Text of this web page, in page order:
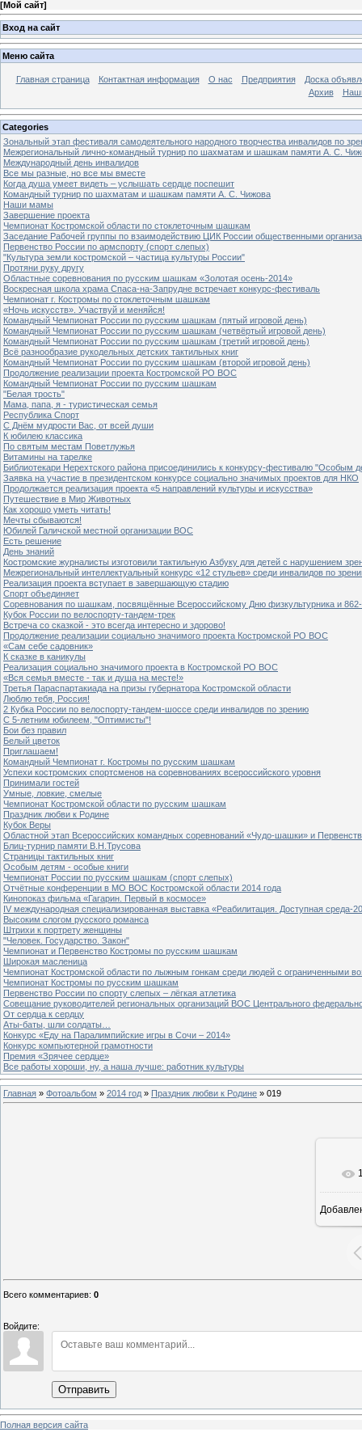
[Мой сайт]
Вход на сайт
Меню сайта
Главная страница Контактная информация О нас Предприятия
Доска
Архив
Categories
Зональный этап фестиваля самодеятельного народного творчества инвалидов по
Межрегиональный лично-командный турнир по шахматам и шашкам памяти А. С.
Международный день инвалидов
Все мы разные, но все мы вместе
Когда душа умеет видеть – услышать сердце поспешит
Командный турнир по шахматам и шашкам памяти А. С. Чижова
Наши мамы
Завершение проекта
Чемпионат Костромской области по стоклеточным шашкам
Заседание Рабочей группы по взаимодействию ЦИК России общественными
Первенство России по армспорту (спорт слепых)
"Культура земли костромской – частица культуры России"
Протяни руку другу
Областные соревнования по русским шашкам «Золотая осень-2014»
Воскресная школа храма Спаса-на-Запрудне встречает конкурс-фестиваль
Чемпионат г. Костромы по стоклеточным шашкам
«Ночь искусств». Участвуй и меняйся!
Командный Чемпионат России по русским шашкам (пятый игровой день)
Командный Чемпионат России по русским шашкам (четвёртый игровой день)
Командный Чемпионат России по русским шашкам (третий игровой день)
Всё разнообразие рукодельных детских тактильных книг
Командный Чемпионат России по русским шашкам (второй игровой день)
Продолжение реализации проекта Костромской РО ВОС
Командный Чемпионат России по русским шашкам
"Белая трость"
Мама, папа, я - туристическая семья
Республика Спорт
С Днём мудрости Вас, от всей души
К юбилею классика
По святым местам Поветлужья
Витамины на тарелке
Библиотекари Нерехтского района присоединились к конкурсу-фестивалю "Особым
Заявка на участие в президентском конкурсе социально значимых проектов для НКО
Продолжается реализация проекта «5 направлений культуры и искусства»
Путешествие в Мир Животных
Как хорошо уметь читать!
Мечты сбываются!
Юбилей Галичской местной организации ВОС
Есть решение
День знаний
Костромские журналисты изготовили тактильную Азбуку для детей с нарушением
Межрегиональный интеллектуальный конкурс «12 стульев» среди инвалидов по
Реализация проекта вступает в завершающую стадию
Спорт объединяет
Соревнования по шашкам, посвящённые Всероссийскому Дню физкультурника и
Кубок России по велоспорту-тандем-трек
Встреча со сказкой - это всегда интересно и здорово!
Продолжение реализации социально значимого проекта Костромской РО ВОС
«Сам себе садовник»
К сказке в каникулы
Реализация социально значимого проекта в Костромской РО ВОС
«Вся семья вместе - так и душа на месте!»
Третья Параспартакиада на призы губернатора Костромской области
Люблю тебя, Россия!
2 Кубка России по велоспорту-тандем-шоссе среди инвалидов по зрению
С 5-летним юбилеем, "Оптимисты"!
Бои без правил
Белый цветок
Приглашаем!
Командный Чемпионат г. Костромы по русским шашкам
Успехи костромских спортсменов на соревнованиях всероссийского уровня
Принимали гостей
Умные, ловкие, смелые
Чемпионат Костромской области по русским шашкам
Праздник любви к Родине
Кубок Веры
Областной этап Всероссийских командных соревнований «Чудо-шашки» и
Блиц-турнир памяти В.Н.Трусова
Страницы тактильных книг
Особым детям - особые книги
Чемпионат России по русским шашкам (спорт слепых)
Отчётные конференции в МО ВОС Костромской области 2014 года
Кинопоказ фильма «Гагарин. Первый в космосе»
IV международная специализированная выставка «Реабилитация. Доступная среда-
Высоким слогом русского романса
Штрихи к портрету женщины
"Человек. Государство. Закон"
Чемпионат и Первенство Костромы по русским шашкам
Широкая масленица
Чемпионат Костромской области по лыжным гонкам среди людей с ограниченными
Чемпионат Костромы по русским шашкам
Первенство России по спорту слепых – лёгкая атлетика
Совещание руководителей региональных организаций ВОС Центрального
От сердца к сердцу
Аты-баты, шли солдаты…
Конкурс «Еду на Паралимпийские игры в Сочи – 2014»
Конкурс компьютерной грамотности
Премия «Зрячее сердце»
Все работы хороши, ну, а наша лучше: работник культуры
Главная » Фотоальбом » 2014 год » Праздник любви к Родине » 019
Всего комментариев: 0
Войдите:
Отправить
Полная версия сайта